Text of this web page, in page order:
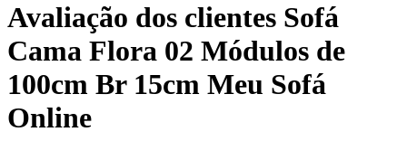
Avaliação dos clientes Sofá
Cama Flora 02 Módulos de
100cm Br 15cm Meu Sofá
Online